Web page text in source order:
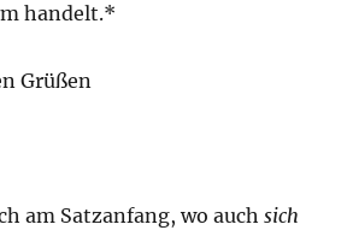
handelt.*
Grüßen
am Satzanfang, wo auchsich